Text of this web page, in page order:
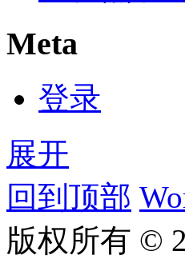
Meta
登录
展开
回到顶部
版权所有 ©